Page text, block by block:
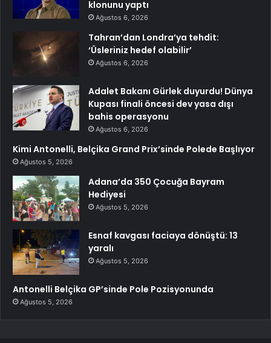
klonunu yaptı
Ağustos 6, 2026
Tahran’dan Londra’ya tehdit:
‘Üsleriniz hedef olabilir’
Ağustos 6, 2026
Adalet Bakanı Gürlek duyurdu! Dünya
Kupası finali öncesi dev yasa dışı
bahis operasyonu
Ağustos 6, 2026
Kimi Antonelli, Belçika Grand Prix’sinde Polede Başlıyor
Ağustos 5, 2026
Adana’da 350 Çocuğa Bayram
Hediyesi
Ağustos 5, 2026
Esnaf kavgası faciaya dönüştü: 13
yaralı
Ağustos 5, 2026
Antonelli Belçika GP’sinde Pole Pozisyonunda
Ağustos 5, 2026